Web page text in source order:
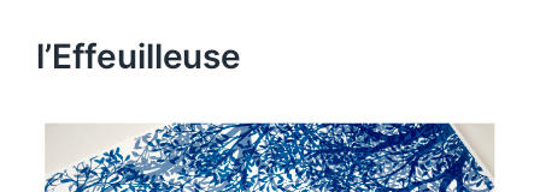
l’Effeuilleuse